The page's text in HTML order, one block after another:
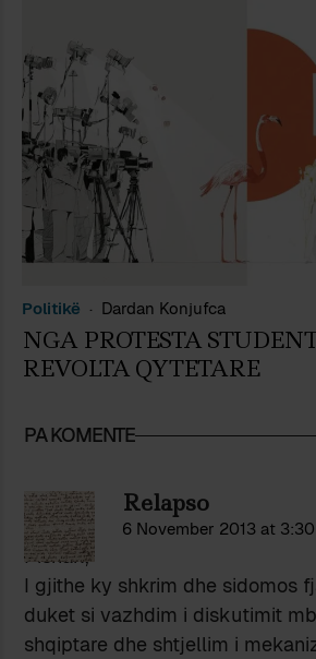
Politikë Dardan Konjufca
NGA PROTESTA
REVOLTA QYTETARE
PA KOMENTE
Relapso
6 November 2013 at
Pishak,
I gjithe ky shkrim dhe sidomos
duket si vazhdim i diskutimit
shqiptare dhe shtjellim i